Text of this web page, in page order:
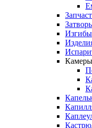
Изгибы
Камеры